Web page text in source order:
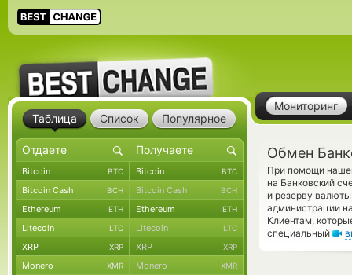
Мониторинг
Обмен
При помощи
на Банковский
и резерву
администрации
Клиентам,
специальный
Таблица Список Популярное
Bitcoin BTC Bitcoin BTC
Bitcoin Cash BCH Bitcoin Cash BCH
Ethereum ETH Ethereum ETH
Litecoin LTC Litecoin LTC
XRP XRP XRP XRP
Monero XMR Monero XMR